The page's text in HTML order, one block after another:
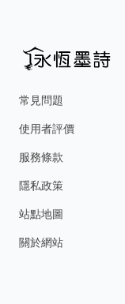
常見問題
使用者評價
服務條款
隱私政策
站點地圖
關於網站